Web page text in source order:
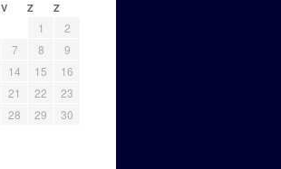
V Z Z
1
2
7 8
9
14 15
16
21 22
23
28 29
30